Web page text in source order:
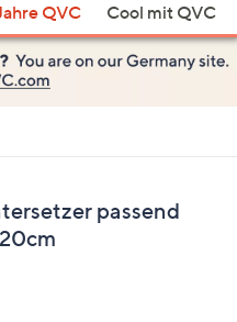
QVC Cool mit QVC
passend